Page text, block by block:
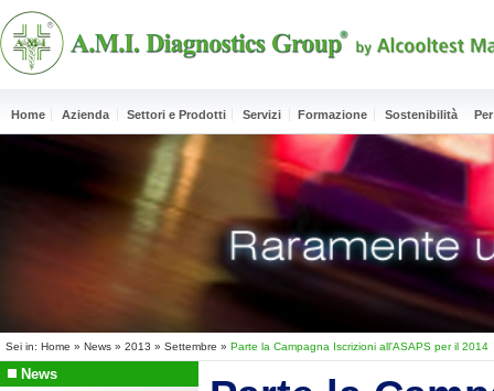
Home Azienda Settori e Prodotti Servizi Formazione Sostenibilità
Sei in: Home » News » 2013 » Settembre » Parte la Campagna Iscrizioni all'ASAPS per il 2014
News